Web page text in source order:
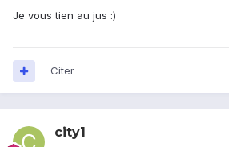
Je vous tien au jus :)
Citer
city1